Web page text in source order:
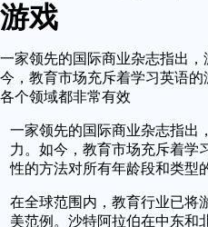
游戏
一家领先的国际商业杂志指出
今，教育市场充斥着学习英语
各个领域都非常有效
一家领先的国际商业杂志指出
力。如今，教育市场充斥着学
性的方法对所有年龄段和类型
在全球范围内，教育行业已将
美范例。沙特阿拉伯在中东和